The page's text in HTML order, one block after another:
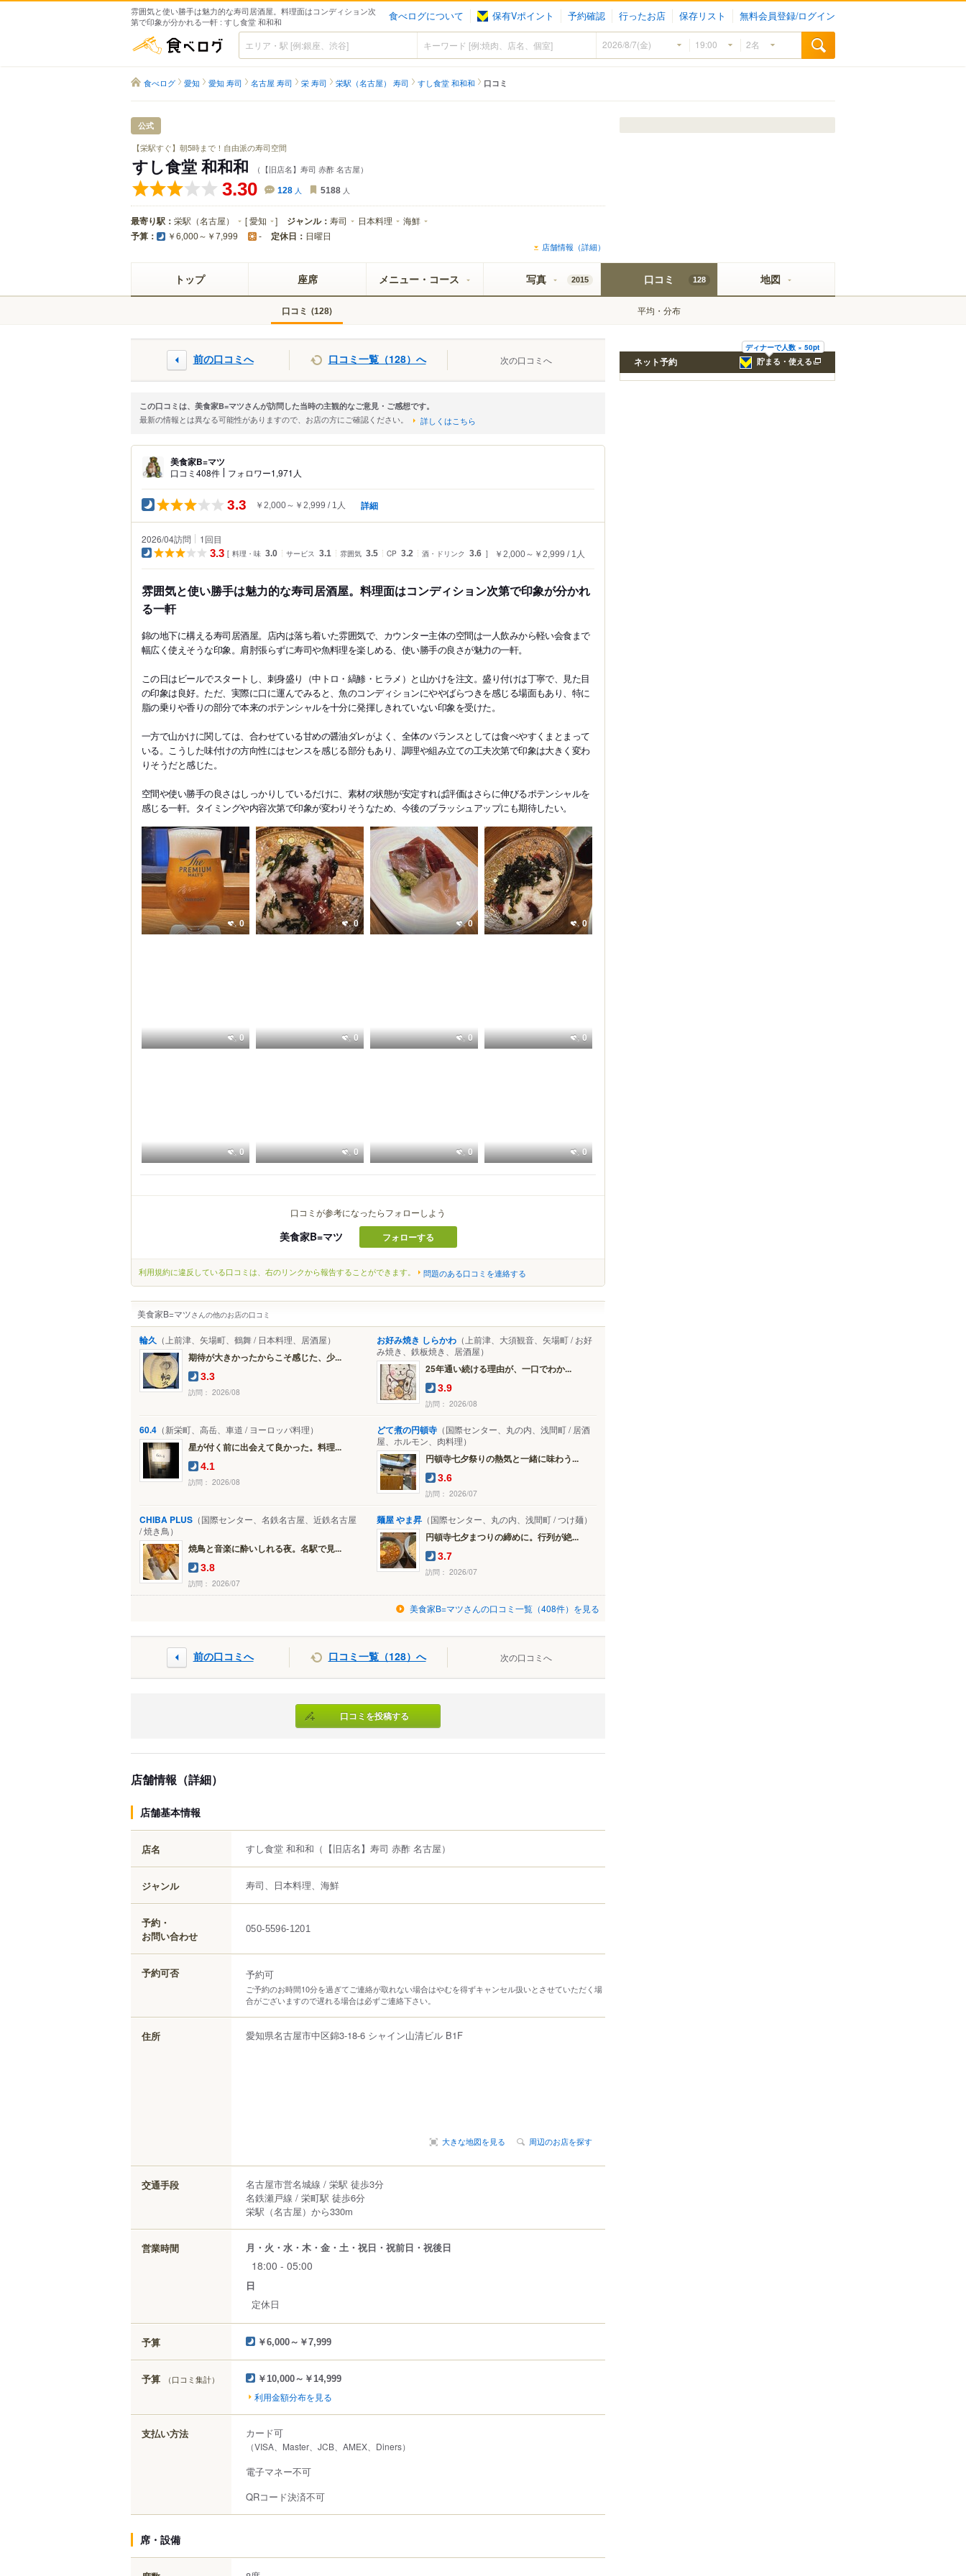
雰囲気と使い勝手は魅力的な寿司居酒屋。料理面はコンディション次
第で印象が分かれる一軒 : すし食堂 和和和
食べログについて 保有Vポイント 予約確認 行ったお店 保存リスト 無料会員登録/ログイン
食べログ
食べログ 愛知 愛知 寿司 名古屋 寿司 栄 寿司 栄駅（名古屋） 寿司 すし食堂 和和和 口コミ
公式
【栄駅すぐ】朝5時まで！自由派の寿司空間
すし食堂 和和和 （【旧店名】寿司 赤酢 名古屋）
3.30 128 人 5188 人
最寄り駅： 栄駅（名古屋） [愛知 ] ジャンル： 寿司 日本料理 海鮮
予算： ￥6,000～￥7,999 - 定休日： 日曜日
店舗情報（詳細）
トップ 座席 メニュー・コース 写真 2015 口コミ 128
口コミ (128) 平均・分布
地図
前の口コミへ 口コミ一覧（128）へ 次の口コミへ
この口コミは、美食家B=マツさんが訪問した当時の主観的なご意見・ご感想です。
最新の情報とは異なる可能性がありますので、お店の方にご確認ください。 詳しくはこちら
美食家B=マツ
口コミ408件 フォロワー1,971人
3.3 ￥2,000～￥2,999 1人 詳細
2026/04訪問 1回目
3.3
料理・味 3.0 サービス 3.1 雰囲気 3.5 CP 3.2 酒・ドリンク 3.6 ￥2,000～￥2,999 1人
雰囲気と使い勝手は魅力的な寿司居酒屋。料理面はコンディション次第で印象が分かれ
る一軒
錦の地下に構える寿司居酒屋。店内は落ち着いた雰囲気で、カウンター主体の空間は一人飲みから軽い会食まで
幅広く使えそうな印象。肩肘張らずに寿司や魚料理を楽しめる、使い勝手の良さが魅力の一軒。
この日はビールでスタートし、刺身盛り（中トロ・縞鯵・ヒラメ）と山かけを注文。盛り付けは丁寧で、見た目
の印象は良好。ただ、実際に口に運んでみると、魚のコンディションにややばらつきを感じる場面もあり、特に
脂の乗りや香りの部分で本来のポテンシャルを十分に発揮しきれていない印象を受けた。
一方で山かけに関しては、合わせている甘めの醤油ダレがよく、全体のバランスとしては食べやすくまとまって
いる。こうした味付けの方向性にはセンスを感じる部分もあり、調理や組み立ての工夫次第で印象は大きく変わ
りそうだと感じた。
空間や使い勝手の良さはしっかりしているだけに、素材の状態が安定すれば評価はさらに伸びるポテンシャルを
感じる一軒。タイミングや内容次第で印象が変わりそうなため、今後のブラッシュアップにも期待したい。
0 0 0 0
0 0 0 0
0 0 0 0
口コミが参考になったらフォローしよう
美食家B=マツ フォローする
利用規約に違反している口コミは、右のリンクから報告することができます。 問題のある口コミを連絡する
美食家B=マツさんの他のお店の口コミ
輪久 （上前津、矢場町、鶴舞 / 日本料理、居酒屋）
期待が大きかったからこそ感じた、少...
3.3
訪問： 2026/08
お好み焼き しらかわ （上前津、大須観音、矢場町 / お好
み焼き、鉄板焼き、居酒屋）
25年通い続ける理由が、一口でわか...
3.9
訪問： 2026/08
60.4 （新栄町、高岳、車道 / ヨーロッパ料理）
星が付く前に出会えて良かった。料理...
4.1
訪問： 2026/08
どて煮の円頓寺 （国際センター、丸の内、浅間町 / 居酒
屋、ホルモン、肉料理）
円頓寺七夕祭りの熱気と一緒に味わう...
3.6
訪問： 2026/07
CHIBA PLUS （国際センター、名鉄名古屋、近鉄名古屋
/ 焼き鳥）
焼鳥と音楽に酔いしれる夜。名駅で見...
3.8
訪問： 2026/07
麺屋 やま昇 （国際センター、丸の内、浅間町 / つけ麺）
円頓寺七夕まつりの締めに。行列が絶...
3.7
訪問： 2026/07
美食家B=マツさんの口コミ一覧（408件）を見る
前の口コミへ 口コミ一覧（128）へ 次の口コミへ
口コミを投稿する
店舗情報（詳細）
店舗基本情報
店名 すし食堂 和和和 （【旧店名】寿司 赤酢 名古屋）
ジャンル 寿司、日本料理、海鮮
予約・
お問い合わせ
050-5596-1201
予約可否 予約可
ご予約のお時間10分を過ぎてご連絡が取れない場合はやむを得ずキャンセル扱いとさせていただく場
合がございますので遅れる場合は必ずご連絡下さい。
住所 愛知県名古屋市中区錦3-18-6 シャイン山清ビル B1F
大きな地図を見る 周辺のお店を探す
交通手段
名古屋市営名城線 / 栄駅 徒歩3分
名鉄瀬戸線 / 栄町駅 徒歩6分
栄駅（名古屋）から330m
営業時間 月・火・水・木・金・土・祝日・祝前日・祝後日
18:00 - 05:00
日
定休日
予算 ￥6,000～￥7,999
予算 （口コミ集計） ￥10,000～￥14,999
利用金額分布を見る
支払い方法 カード可
（VISA、Master、JCB、AMEX、Diners）
電子マネー不可
QRコード決済不可
席・設備
ディナーで人数 × 50pt
貯まる・使える
ネット予約